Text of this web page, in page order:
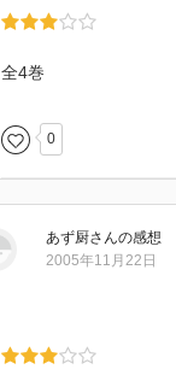
全4巻
0
あず厨さんの感想
2005年11月22日